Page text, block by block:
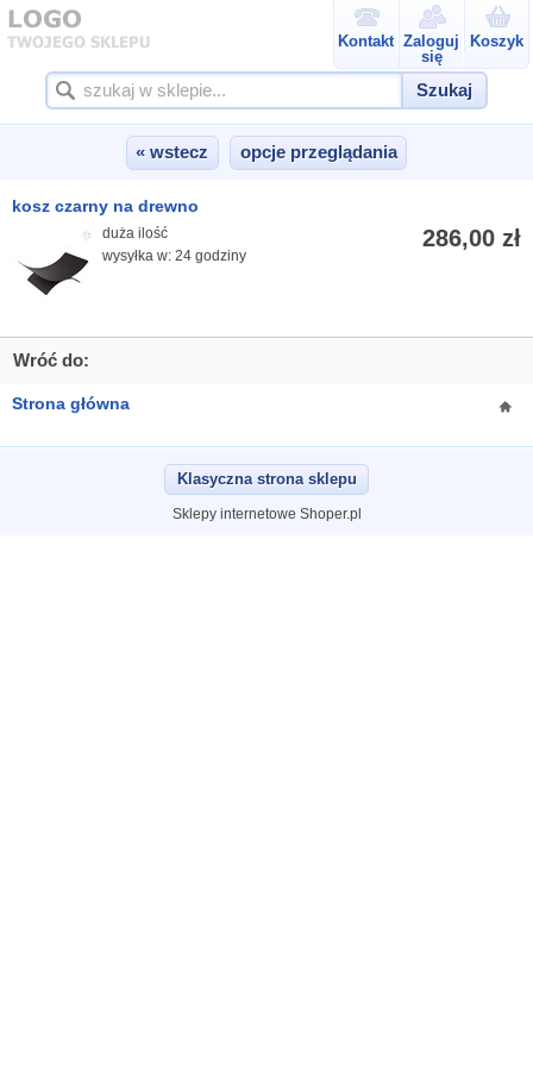
Kontakt Zaloguj
się
Koszyk
Szukaj
« wstecz opcje przeglądania
kosz czarny na drewno
286,00 zł
duża ilość
wysyłka w: 24 godziny
Wróć do:
Strona główna
Klasyczna strona sklepu
Sklepy internetowe Shoper.pl